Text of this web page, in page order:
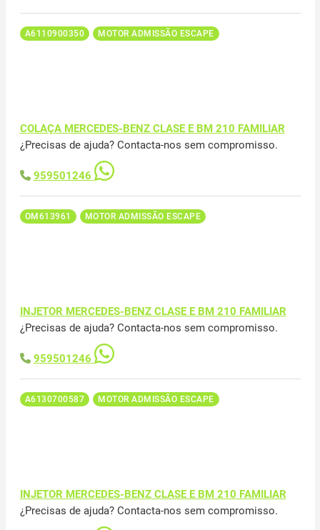
A6110900350 MOTOR ADMISSÃO ESCAPE
COLAÇA MERCEDES-BENZ CLASE E BM 210 FAMILIAR
¿Precisas de ajuda? Contacta-nos sem compromisso.
959501246
OM613961 MOTOR ADMISSÃO ESCAPE
INJETOR MERCEDES-BENZ CLASE E BM 210 FAMILIAR
¿Precisas de ajuda? Contacta-nos sem compromisso.
959501246
A6130700587 MOTOR ADMISSÃO ESCAPE
INJETOR MERCEDES-BENZ CLASE E BM 210 FAMILIAR
¿Precisas de ajuda? Contacta-nos sem compromisso.